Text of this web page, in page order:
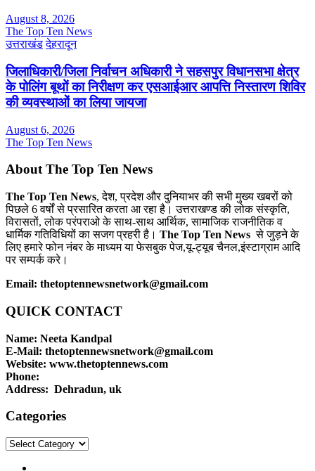
August 8, 2026
The Top Ten News
उत्तराखंड देहरादून
जिलाधिकारी/जिला निर्वाचन अधिकारी ने सहसपुर विधानसभा क्षेत्र
के पोलिंग बूथों का निरीक्षण कर एसआईआर आपत्ति निस्तारण शिविर
की व्यवस्थाओं का लिया जायजा
August 6, 2026
The Top Ten News
About The Top Ten News
The Top Ten News, देश, प्रदेश और दुनियाभर की सभी मुख्य खबरों को
पिछले 6 वर्षों से प्रसारित करता आ रहा है। उत्तराखण्ड की लोक संस्कृति,
विरासतों, लोक परंपराओ के साथ-साथ आर्थिक, सामाजिक राजनीतिक व
धार्मिक गतिविधियों का सजग प्रहरी है। The Top Ten News से जुड़ने के
लिए हमारे फोन नंबर के माध्यम या फेसबुक पेज,यू-ट्यूब चैनल,इंस्टाग्राम आदि
पर सम्पर्क करे।
Email: thetoptennewsnetwork@gmail.com
QUICK CONTACT
Name: Neeta Kandpal
E-Mail: thetoptennewsnetwork@gmail.com
Website: www.thetoptennews.com
Phone:
Address: Dehradun, uk
Categories
Categories